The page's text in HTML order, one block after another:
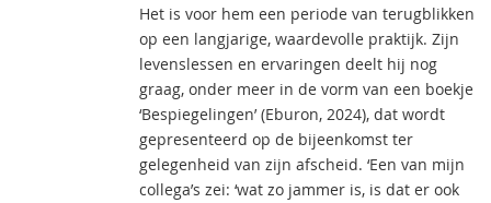
Het is voor hem een periode van terugblikken
op een langjarige, waardevolle praktijk. Zijn
levenslessen en ervaringen deelt hij nog
graag, onder meer in de vorm van een boekje
‘Bespiegelingen’ (Eburon, 2024), dat wordt
gepresenteerd op de bijeenkomst ter
gelegenheid van zijn afscheid. ‘Een van mijn
collega’s zei: ‘wat zo jammer is, is dat er ook